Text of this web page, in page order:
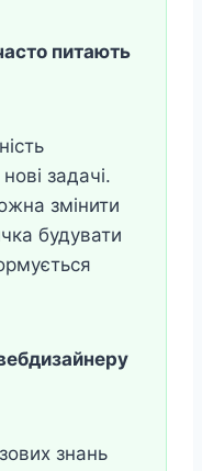
питають
задачі.
змінити
будувати
знань